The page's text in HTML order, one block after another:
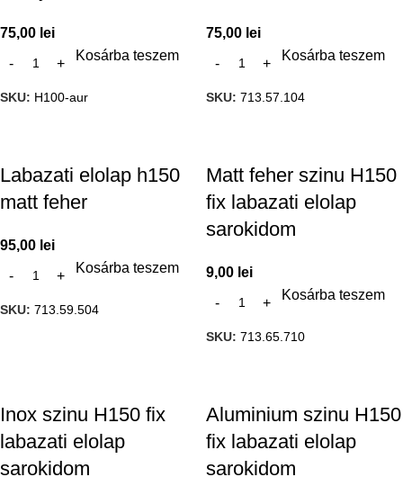
75,00 lei
Kosárba teszem
SKU: H100-aur
75,00 lei
Kosárba teszem
SKU: 713.57.104
Labazati elolap h150
matt feher
95,00 lei
Kosárba teszem
SKU: 713.59.504
Matt feher szinu H150
fix labazati elolap
sarokidom
9,00 lei
Kosárba teszem
SKU: 713.65.710
Inox szinu H150 fix
labazati elolap
sarokidom
Aluminium szinu H150
fix labazati elolap
sarokidom